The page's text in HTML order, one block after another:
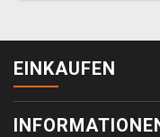
EINKAUFEN